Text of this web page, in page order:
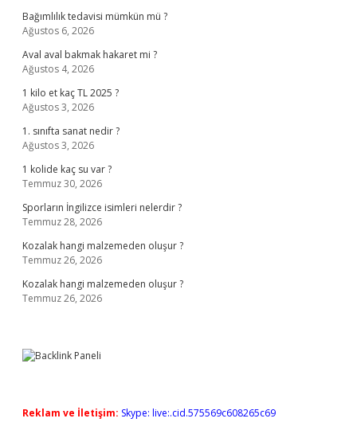
Bağımlılık tedavisi mümkün mü ?
Ağustos 6, 2026
Aval aval bakmak hakaret mi ?
Ağustos 4, 2026
1 kilo et kaç TL 2025 ?
Ağustos 3, 2026
1. sınıfta sanat nedir ?
Ağustos 3, 2026
1 kolide kaç su var ?
Temmuz 30, 2026
Sporların İngilizce isimleri nelerdir ?
Temmuz 28, 2026
Kozalak hangi malzemeden oluşur ?
Temmuz 26, 2026
Kozalak hangi malzemeden oluşur ?
Temmuz 26, 2026
Reklam ve İletişim: Skype: live:.cid.575569c608265c69